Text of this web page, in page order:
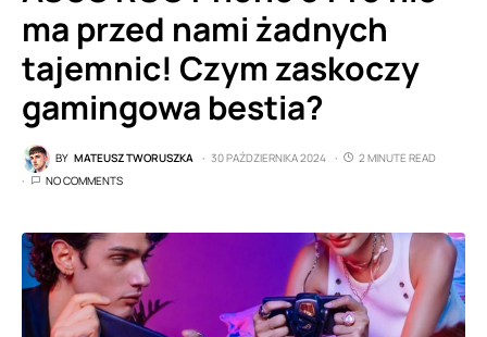
ma przed nami żadnych
tajemnic! Czym zaskoczy
gamingowa bestia?
BY MATEUSZ TWORUSZKA 30 PAŹDZIERNIKA 2024
2 MINUTE READ
NO COMMENTS